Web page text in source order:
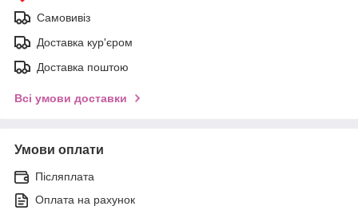
Самовивіз
Доставка кур'єром
Доставка поштою
Всі умови доставки
Умови оплати
Післяплата
Оплата на рахунок